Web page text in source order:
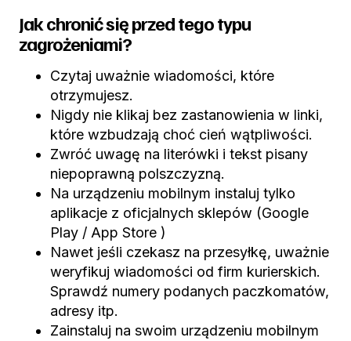
Jak chronić się przed tego typu
zagrożeniami?
Czytaj uważnie wiadomości, które
otrzymujesz.
Nigdy nie klikaj bez zastanowienia w linki,
które wzbudzają choć cień wątpliwości.
Zwróć uwagę na literówki i tekst pisany
niepoprawną polszczyzną.
Na urządzeniu mobilnym instaluj tylko
aplikacje z oficjalnych sklepów (Google
Play / App Store )
Nawet jeśli czekasz na przesyłkę, uważnie
weryfikuj wiadomości od firm kurierskich.
Sprawdź numery podanych paczkomatów,
adresy itp.
Zainstaluj na swoim urządzeniu mobilnym